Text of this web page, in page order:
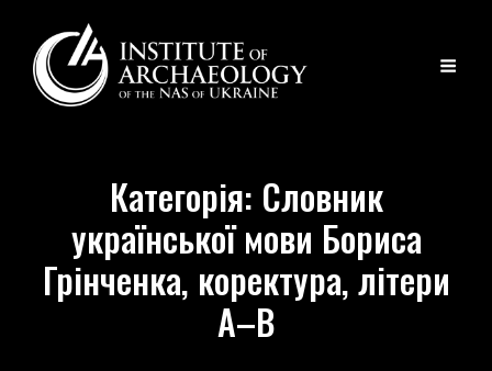
Категорія: Словник
української мови Бориса
Грінченка, коректура, літери
А–В